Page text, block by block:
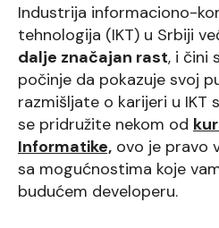
Industrija informaciono-
tehnologija (IKT) u Srbiji
dalje značajan rast, i čini
počinje da pokazuje svoj
razmišljate o karijeri u IKT
se pridružite nekom od
Informatike, ovo je pravo
sa mogućnostima koje
budućem developeru.